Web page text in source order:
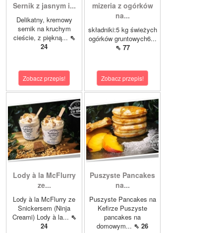
Sernik z jasnym i...
Delikatny, kremowy
sernik na kruchym
cieście, z piękną... ⇖
24
Zobacz przepis!
mizeria z ogórków
na...
składniki:5 kg świeżych
ogórków gruntowych6...
⇖ 77
Zobacz przepis!
Lody à la McFlurry
ze...
Lody à la McFlurry ze
Snickersem (Ninja
Creami) Lody à la... ⇖
24
Puszyste Pancakes
na...
Puszyste Pancakes na
Kefirze Puszyste
pancakes na
domowym... ⇖ 26